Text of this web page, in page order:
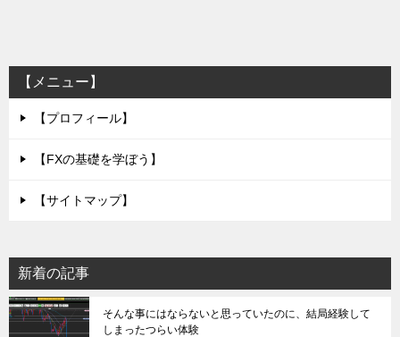
【メニュー】
【プロフィール】
【FXの基礎を学ぼう】
【サイトマップ】
新着の記事
そんな事にはならないと思っていたのに、結局経験して
しまったつらい体験